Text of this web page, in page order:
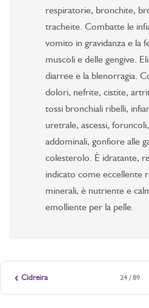
respiratorie, bronchite,
tracheite. Combatte le
vomito in gravidanza e la
muscoli e delle gengive.
diarree e la blenorragia.
dolori, nefrite, cistite,
tossi bronchiali ribelli,
uretrale, ascessi,
addominali, gonfiore alle
colesterolo. È idratante,
indicato come eccellente
minerali, è nutriente e
emolliente per la pelle.
‹ Cidreira 24 / 89